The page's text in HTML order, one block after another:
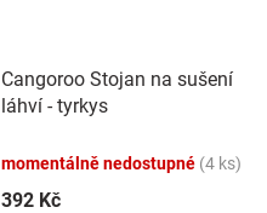
Cangoroo Stojan na sušení
láhví - tyrkys
momentálně nedostupné (4 ks)
392 Kč